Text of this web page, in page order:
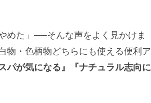
めた」──そんな声をよく見かけま
物・色柄物どちらにも使える便利ア
パが気になる』『ナチュラル志向に